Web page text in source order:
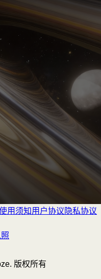
用须知用户协议 隐私协议
版权所有